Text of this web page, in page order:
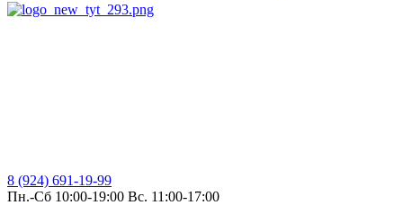
8 (924) 691-19-99
Пн.-Сб 10:00-19:00 Вс. 11:00-17:00